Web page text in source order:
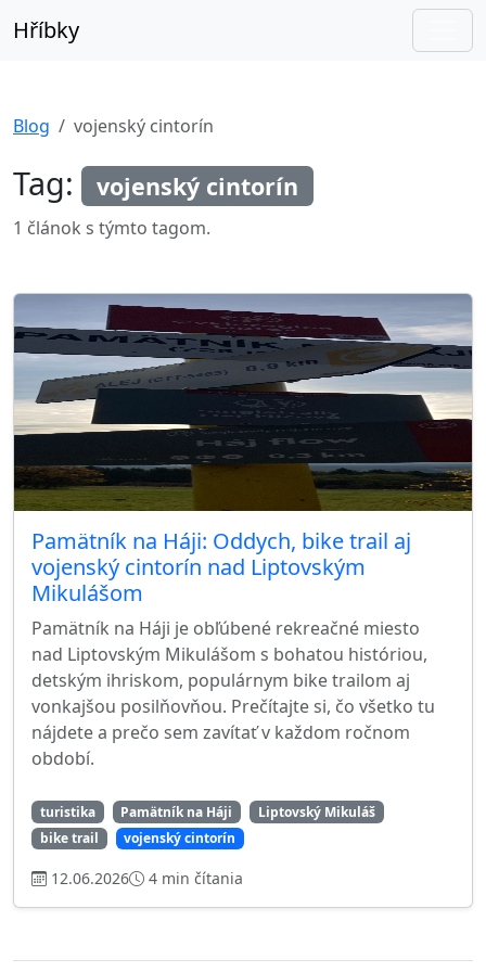
Hříbky
Blog vojenský cintorín
Tag: vojenský cintorín
1 článok s týmto tagom.
Pamätník na Háji: Oddych, bike trail aj
vojenský cintorín nad Liptovským
Mikulášom
Pamätník na Háji je obľúbené rekreačné miesto
nad Liptovským Mikulášom s bohatou históriou,
detským ihriskom, populárnym bike trailom aj
vonkajšou posilňovňou. Prečítajte si, čo všetko tu
nájdete a prečo sem zavítať v každom ročnom
období.
turistika Pamätník na Háji
Liptovský Mikuláš
bike trail
vojenský cintorín
12.06.2026 4 min čítania